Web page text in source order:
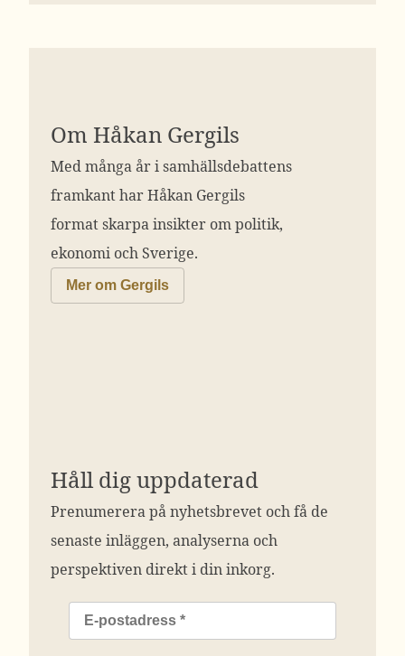
Om Håkan Gergils
Med många år i samhällsdebattens
framkant har Håkan Gergils
format skarpa insikter om politik,
ekonomi och Sverige.
Mer om Gergils
Håll dig uppdaterad
Prenumerera på nyhetsbrevet och få de
senaste inläggen, analyserna och
perspektiven direkt i din inkorg.